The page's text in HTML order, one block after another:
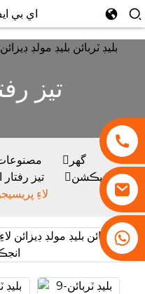
13530645990
تيز
گھر
انجيڪشن
تيز رفتار
لاءِ